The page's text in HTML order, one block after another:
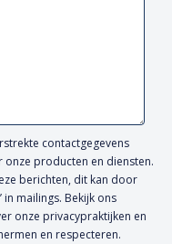
contactgegevens
producten en diensten.
berichten, dit kan door
in mailings. Bekijk ons
onze privacypraktijken en
en respecteren.